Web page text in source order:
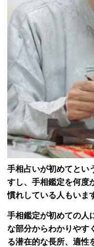
手相占いが初めてとい
すし、手相鑑定を何度
慣れしている人もいま
手相鑑定が初めての人
な部分からわかりやす
る潜在的な長所、適性